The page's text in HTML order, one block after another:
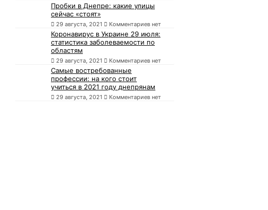
Пробки в Днепре: какие улицы
сейчас «стоят»
29 августа, 2021 Комментариев нет
Коронавирус в Украине 29 июля:
статистика заболеваемости по
областям
29 августа, 2021 Комментариев нет
Самые востребованные
профессии: на кого стоит
учиться в 2021 году днепрянам
29 августа, 2021 Комментариев нет